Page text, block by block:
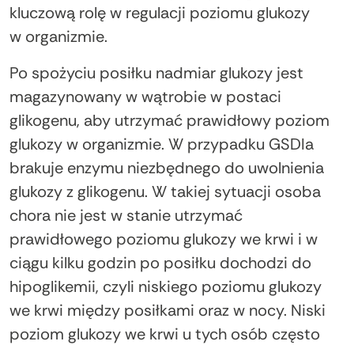
kluczową rolę w regulacji poziomu glukozy
w organizmie.
Po spożyciu posiłku nadmiar glukozy jest
magazynowany w wątrobie w postaci
glikogenu, aby utrzymać prawidłowy poziom
glukozy w organizmie. W przypadku GSDIa
brakuje enzymu niezbędnego do uwolnienia
glukozy z glikogenu. W takiej sytuacji osoba
chora nie jest w stanie utrzymać
prawidłowego poziomu glukozy we krwi i w
ciągu kilku godzin po posiłku dochodzi do
hipoglikemii, czyli niskiego poziomu glukozy
we krwi między posiłkami oraz w nocy. Niski
poziom glukozy we krwi u tych osób często